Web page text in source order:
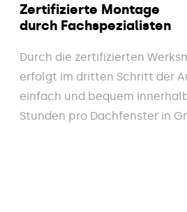
Zertifizierte Montage
durch Fachspezialisten
Durch die zertifizierten
erfolgt im dritten Schritt der
einfach und bequem
Stunden pro Dachfenster in